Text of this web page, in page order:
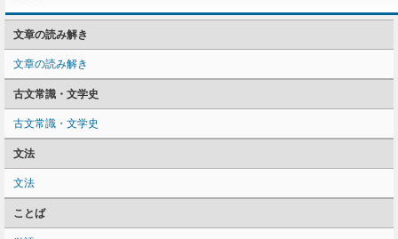
文章の読み解き
文章の読み解き
古文常識・文学史
古文常識・文学史
文法
文法
ことば